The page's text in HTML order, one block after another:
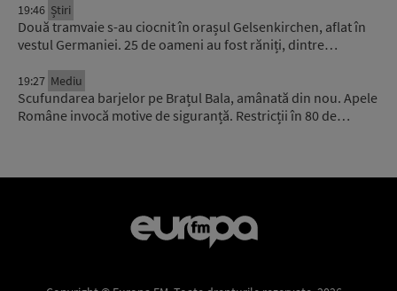
19:46 Știri
Două tramvaie s-au ciocnit în orașul Gelsenkirchen, aflat în
vestul Germaniei. 25 de oameni au fost răniți, dintre…
19:27 Mediu
Scufundarea barjelor pe Brațul Bala, amânată din nou. Apele
Române invocă motive de siguranță. Restricții în 80 de…